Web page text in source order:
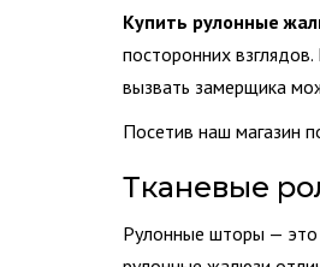
Купить рулонные
посторонних
вызвать замерщика
Посетив наш магазин
Тканевые
Рулонные шторы — это